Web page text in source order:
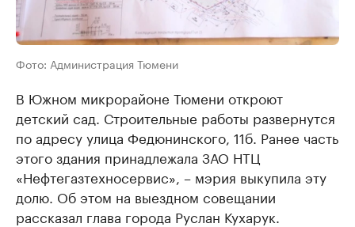
Фото: Администрация Тюмени
В Южном микрорайоне Тюмени откроют
детский сад. Строительные работы развернутся
по адресу улица Федюнинского, 11б. Ранее часть
этого здания принадлежала ЗАО НТЦ
«Нефтегазтехносервис», – мэрия выкупила эту
долю. Об этом на выездном совещании
рассказал глава города Руслан Кухарук.